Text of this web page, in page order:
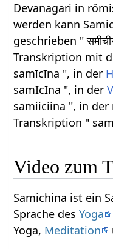
Devanagari in
werden kann
geschrieben "
Transkription mit
samīcīna ", in der
samIcIna ", in der
samiiciina ", in
Transkription "
Video zum
Samichina ist ein
Sprache desYoga
Yoga, Meditation